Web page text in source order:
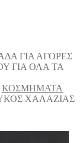
ΓΙΑ ΑΓΟΡΕΣ
ΓΙΑ ΟΛΑ ΤΑ
ΚΟΣΜΗΜΑΤΑ
ΧΑΛΑΖΙΑΣ